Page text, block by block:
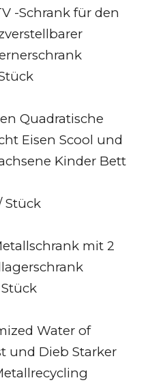
-Schrank für den
Quadratische
Eisen Scool und
Kinder Bett
Stück
mit 2
Water of
und Dieb Starker